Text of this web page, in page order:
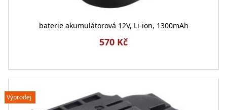
baterie akumulátorová 12V, Li-ion, 1300mAh
570 Kč
Výprodej